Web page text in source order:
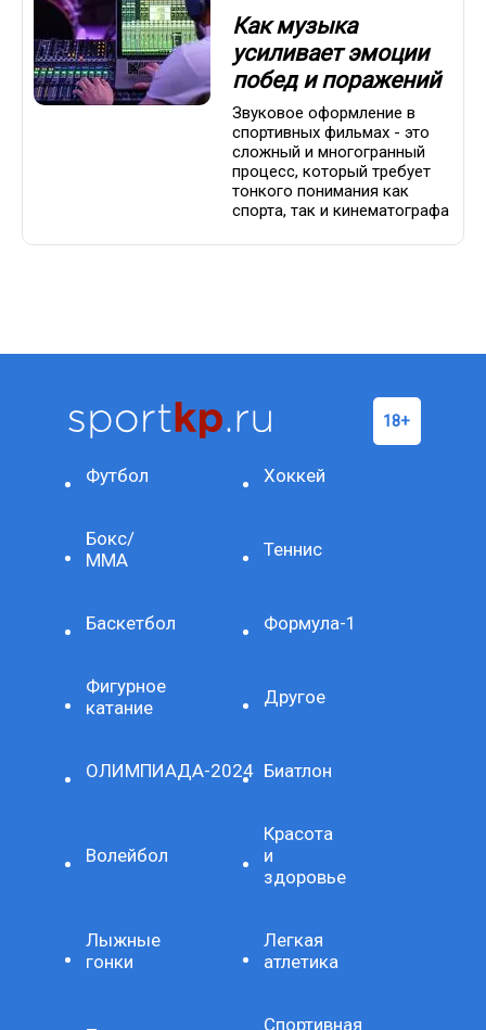
Как музыка
усиливает эмоции
побед и поражений
Звуковое оформление в
спортивных фильмах - это
сложный и многогранный
процесс, который требует
тонкого понимания как
спорта, так и кинематографа
Футбол Хоккей
Бокс/
ММА
Теннис
Баскетбол Формула-1
Фигурное
катание
Другое
ОЛИМПИАДА-2024 Биатлон
Волейбол
Красота
и
здоровье
Лыжные
гонки
Легкая
атлетика
Спортивная